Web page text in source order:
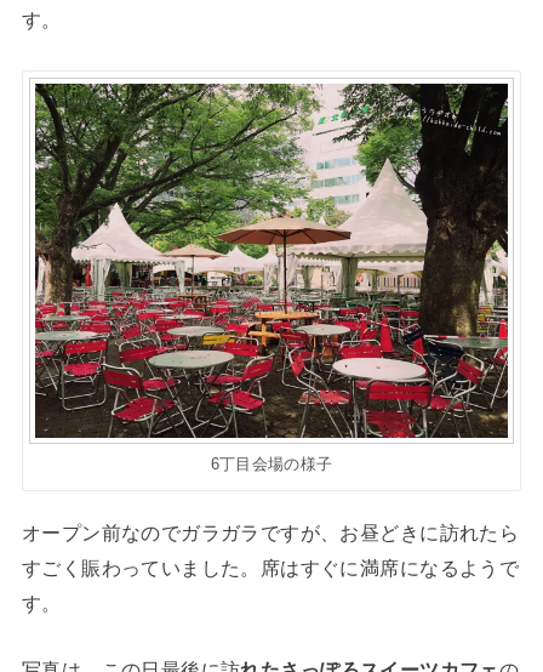
す。
6丁目会場の様子
オープン前なのでガラガラですが、お昼どきに訪れたら
すごく賑わっていました。席はすぐに満席になるようで
す。